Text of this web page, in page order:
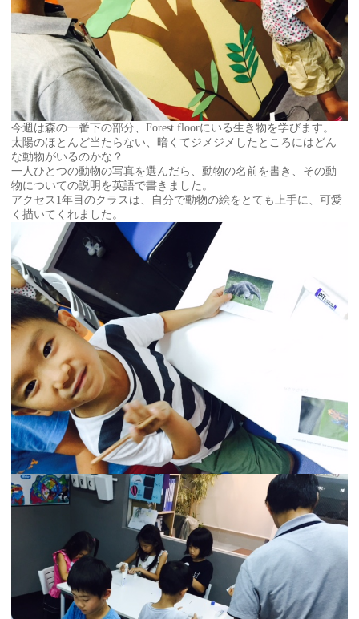
今週は森の一番下の部分、Forest floorにいる生き物を学びます。
太陽のほとんど当たらない、暗くてジメジメしたところにはどん
な動物がいるのかな？
一人ひとつの動物の写真を選んだら、動物の名前を書き、その動
物についての説明を英語で書きました。
アクセス1年目のクラスは、自分で動物の絵をとても上手に、可愛
く描いてくれました。